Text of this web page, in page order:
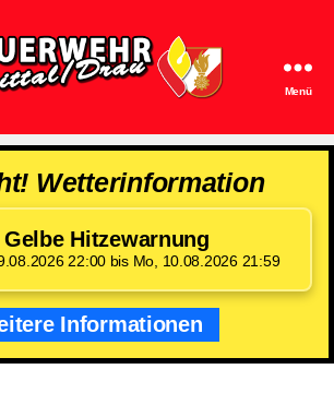
Spittal/Drau
Menü
Wetterinformation
Gelbe Hitzewarnung
22:00 bis Mo, 10.08.2026 21:59
Informationen